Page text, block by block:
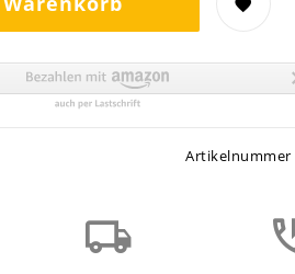
Artikelnummer